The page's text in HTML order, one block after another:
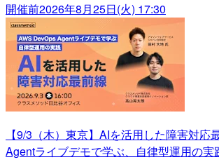
開催前2026年8月25日(火) 17:30
【9/3（木）東京】AIを活用した障害対応
Agentライブデモで学ぶ、自律型運用の実